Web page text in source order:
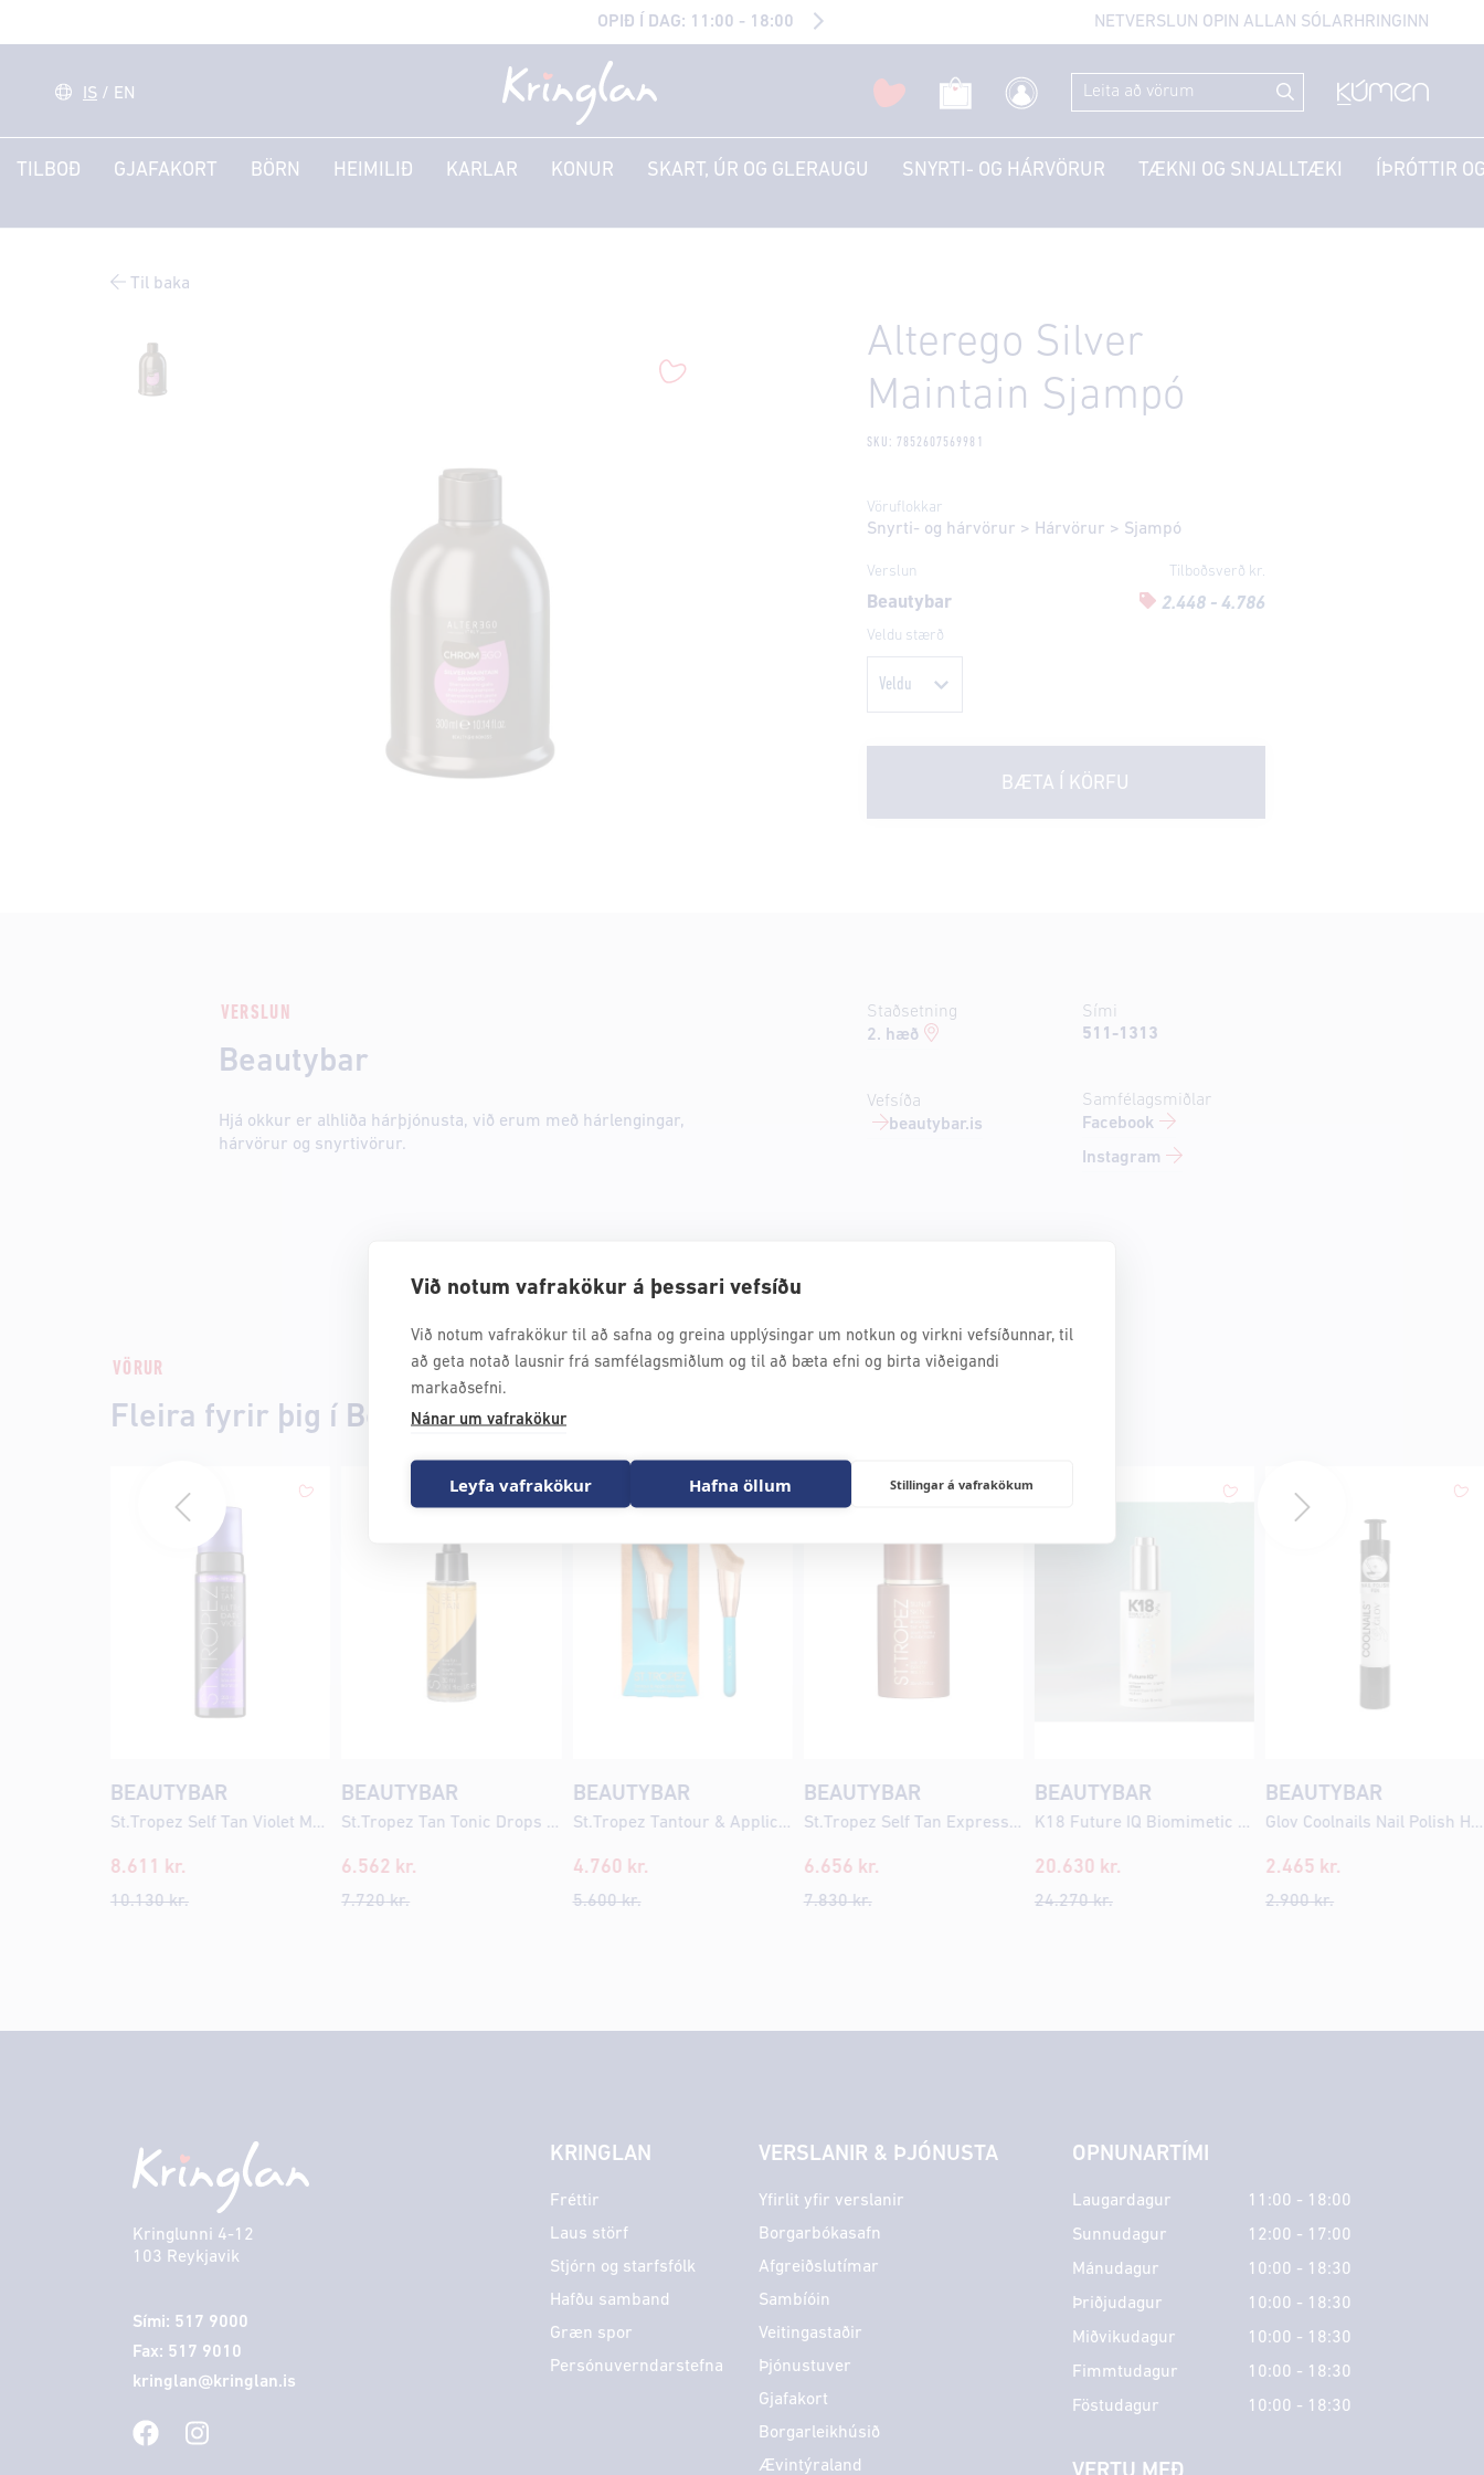
Við notum vafrakökur á þessari vefsíðu
Við notum vafrakökur til að safna og greina upplýsingar um notkun og virkni vefsíðunnar, til
að geta notað lausnir frá samfélagsmiðlum og til að bæta efni og birta viðeigandi
markaðsefni.
Nánar um vafrakökur
Leyfa vafrakökur Hafna öllum Stillingar á vafrakökum
OPIÐ Í DAG: 11:00 - 18:00 NETVERSLUN OPIN ALLAN SÓLARHRINGINN
IS / EN
TILBOÐ GJAFAKORT BÖRN HEIMILIÐ KARLAR KONUR SKART, ÚR OG GLERAUGU SNYRTI- OG HÁRVÖRUR TÆKNI OG SNJALLTÆKI ÍÞRÓTTIR
Til baka
Alterego Silver
Maintain Sjampó
SKU: 7852607569981
Vöruflokkar
Snyrti- og hárvörur > Hárvörur > Sjampó
Verslun Tilboðsverð kr.
Beautybar 2.448 - 4.786
Veldu stærð
BÆTA Í KÖRFU
VERSLUN
Beautybar
Hjá okkur er alhliða hárþjónusta, við erum með hárlengingar,
hárvörur og snyrtivörur.
Staðsetning
2. hæð
Vefsíða
beautybar.is
Sími
511-1313
Samfélagsmiðlar
Facebook
Instagram
VÖRUR
Fleira fyrir þig í Beautybar
BEAUTYBAR
St.Tropez Self Tan Violet Mousse 200ml
8.611 kr.
10.130kr.
BEAUTYBAR
St.Tropez Tan Tonic Drops 30ml
6.562 kr.
7.720kr.
BEAUTYBAR
St.Tropez Tantour & Applicator Brush
4.760 kr.
5.600kr.
BEAUTYBAR
St.Tropez Self Tan Express Sunlit Skin 30ml
6.656 kr.
7.830kr.
BEAUTYBAR
K18 Future IQ Biomimetic Hair Longevity Serum 90ml
20.630 kr.
24.270kr.
BEAUTYBAR
Glov Coolnails Nail Polish Hologoddess
2.465 kr.
2.900kr.
Kringlunni 4-12
103 Reykjavik
Sími: 517 9000
Fax: 517 9010
kringlan@kringlan.is
KRINGLAN
Fréttir
Laus störf
Stjórn og starfsfólk
Hafðu samband
Græn spor
Persónuverndarstefna
VERSLANIR & ÞJÓNUSTA
Yfirlit yfir verslanir
Borgarbókasafn
Afgreiðslutímar
Sambíóin
Veitingastaðir
Þjónustuver
Gjafakort
Borgarleikhúsið
Ævintýraland
OPNUNARTÍMI
Laugardagur
11:00 - 18:00
Sunnudagur
12:00 - 17:00
Mánudagur
10:00 - 18:30
Þriðjudagur
10:00 - 18:30
Miðvikudagur
10:00 - 18:30
Fimmtudagur
10:00 - 18:30
Föstudagur
10:00 - 18:30